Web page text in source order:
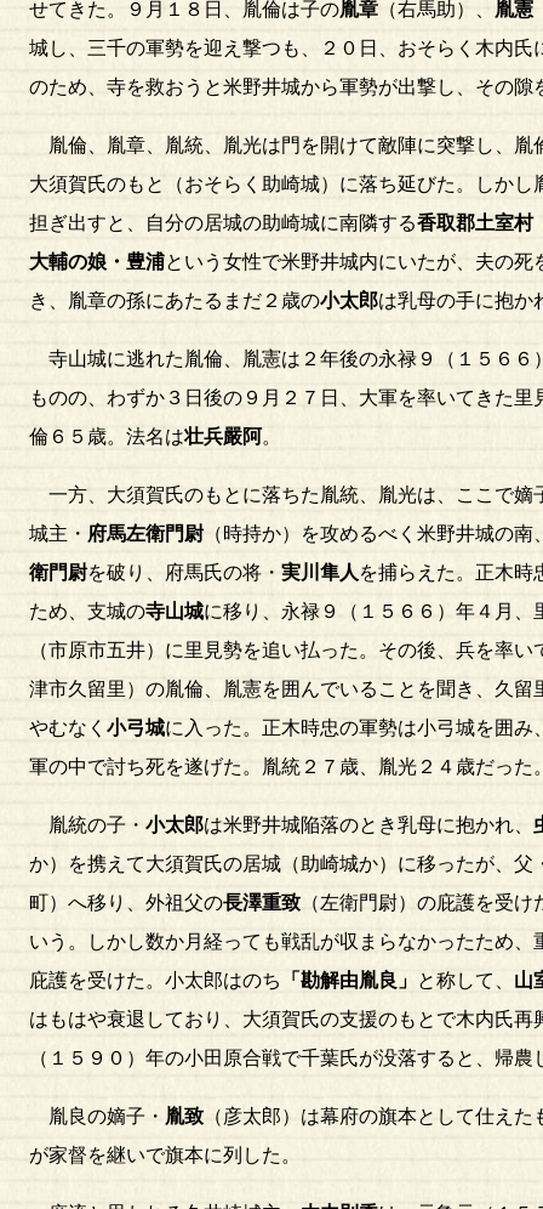
せてきた。９月１８日、胤倫は子の胤章 （右馬助）、 胤憲
城し、三千の軍勢を迎え撃つも、２０日、おそらく木内氏
のため、寺を救おうと米野井城から軍勢が出撃し、その
胤倫、胤章、胤統、胤光は門を開けて敵陣に突撃し、胤
大須賀氏のもと（おそらく助崎城）に落ち延びた。しか
担ぎ出すと、自分の居城の助崎城に南隣する香取郡土室村
大輔の娘・豊浦という女性で米野井城内にいたが、夫の
き、胤章の孫にあたるまだ２歳の小太郎は乳母の手に抱か
寺山城に逃れた胤倫、胤憲は２年後の永禄９（１５６６
ものの、わずか３日後の９月２７日、大軍を率いてきた
倫６５歳。法名は壮兵嚴阿。
一方、大須賀氏のもとに落ちた胤統、胤光は、ここで
城主・ 府馬左衛門尉 （時持か）を攻めるべく米野井城の南
衛門尉を破り、府馬氏の将・ 実川隼人 を捕らえた。正木時
ため、支城の寺山城に移り、永禄９（１５６６）年４月、
（市原市五井）に里見勢を追い払った。その後、兵を率
津市久留里）の胤倫、胤憲を囲んでいることを聞き、久
やむなく 小弓城に入った。正木時忠の軍勢は小弓城を囲
軍の中で討ち死を遂げた。胤統２７歳、胤光２４歳だった
胤統の子・ 小太郎は米野井城陥落のとき乳母に抱かれ、
か）を携えて大須賀氏の居城（助崎城か）に移ったが、
町）へ移り、外祖父の長澤重致 （左衛門尉）の庇護を受
いう。しかし数か月経っても戦乱が収まらなかったため
庇護を受けた。小太郎はのち
「勘解由胤良」 と称して、 山
はもはや衰退しており、大須賀氏の支援のもとで木内氏
（１５９０）年の小田原合戦で千葉氏が没落すると、帰農
胤良の嫡子・ 胤致 （彦太郎）は幕府の旗本として仕え
が家督を継いで旗本に列した。